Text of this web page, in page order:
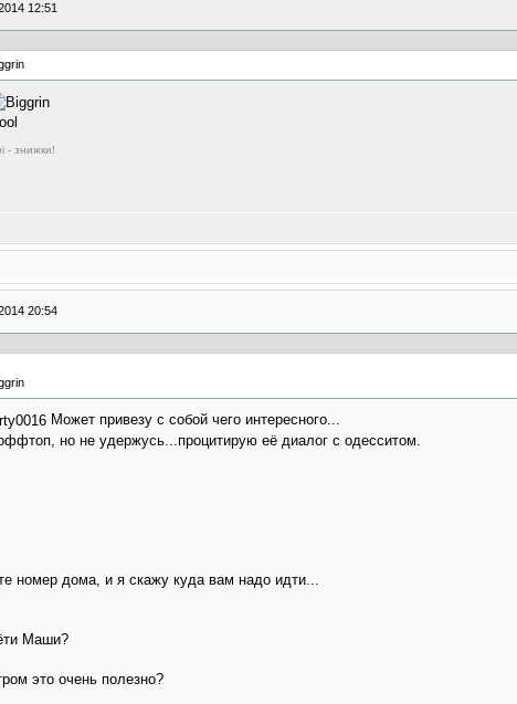
12:51
- знижки!
20:54
Может привезу с собой чего интересного...
но не удержусь...процитирую её диалог с одесситом.
номер дома, и я скажу куда вам надо идти...
Маши?
это очень полезно?